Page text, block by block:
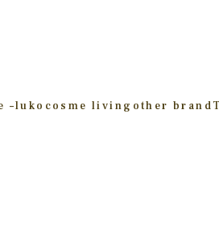
–luko cosme living other brand